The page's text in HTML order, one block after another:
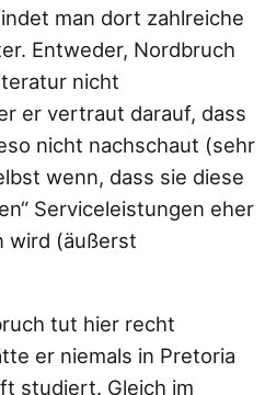
man dort zahlreiche
Entweder, Nordbruch
nicht
er vertraut darauf, dass
nicht nachschaut (sehr
wenn, dass sie diese
Serviceleistungen eher
wird (äußerst
tut hier recht
er niemals in Pretoria
studiert. Gleich im